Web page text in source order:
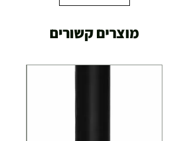
משלוח מהיר עד הבית ( עד 20 ק"ג)
תוספת התקנה למכשירי כושר / מתקני חצר ושולחנות
מוצרים קשורים